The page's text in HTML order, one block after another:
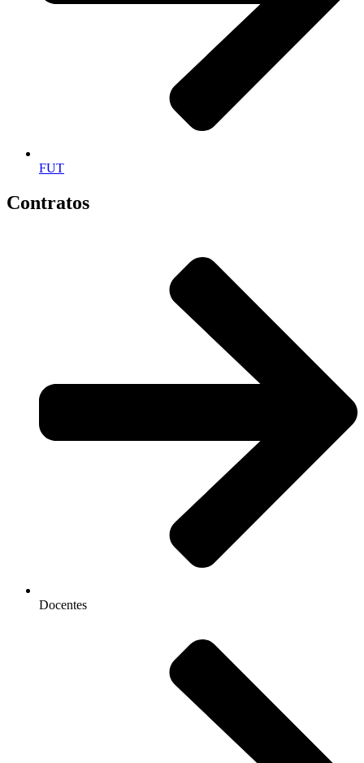
FUT
Contratos
Docentes